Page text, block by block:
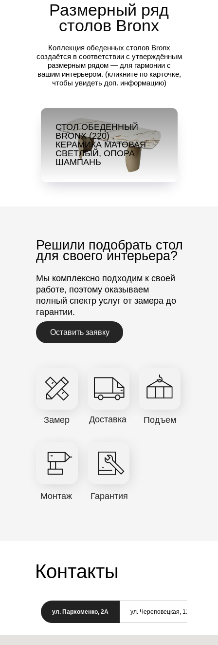
Размерный ряд
столов Bronx
Коллекция обеденных столов Bronx
создаётся в соответствии с утверждённым
размерным рядом — для гармонии с
вашим интерьером. (кликните по карточке,
чтобы увидеть доп. информацию)
СТОЛ ОБЕДЕННЫЙ
BRONX (220) ,
КЕРАМИКА МАТОВАЯ
СВЕТЛЫЙ, ОПОРА
ШАМПАНЬ
Замер Доставка Подъем
Монтаж Гарантия
Решили подобрать стол
для своего интерьера?
Мы комплексно подходим к своей
работе, поэтому оказываем
полный спектр услуг от замера до
гарантии.
Оставить заявку
Контакты
ул. Пархоменко, 2А ул. Череповецкая, 11/1